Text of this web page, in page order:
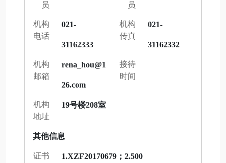
员
员
机构
电话
021-
31162333
机构
传真
021-
31162332
机构
邮箱
rena_hou@1
26.com
接待
时间
机构
地址
19号楼208室
其他信息
证书
1.XZF20170679；2.500